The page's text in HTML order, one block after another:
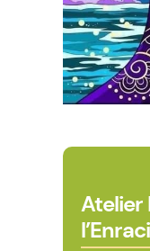
Atelier